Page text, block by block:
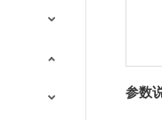
参数